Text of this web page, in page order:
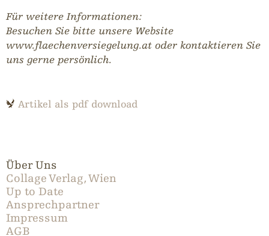
Für weitere Informationen:
Besuchen Sie bitte unsere Website
www.flaechenversiegelung.at oder kontaktieren Sie
uns gerne persönlich.
Artikel als pdf download
Über Uns
Collage Verlag, Wien
Up to Date
Ansprechpartner
Impressum
AGB